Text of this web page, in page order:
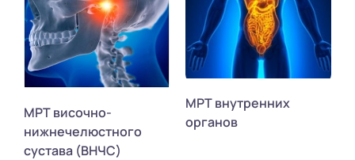
МРТ височно-
нижнечелюстного
сустава (ВНЧС)
МРТ внутренних
органов